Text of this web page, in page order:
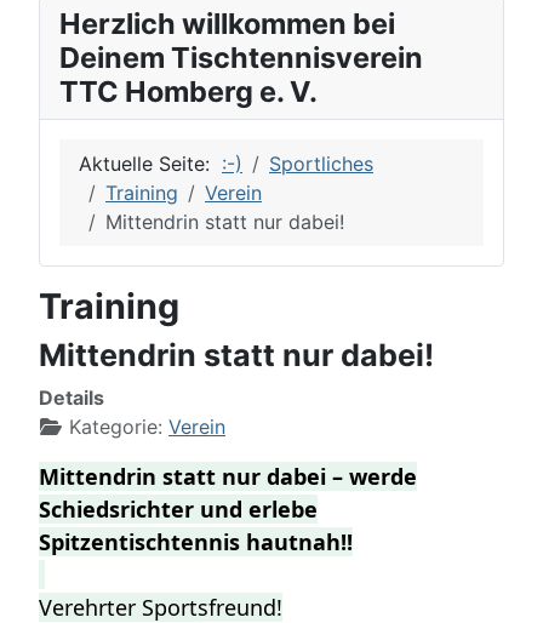
Herzlich willkommen bei
Deinem Tischtennisverein
TTC Homberg e. V.
Aktuelle Seite: :-)
Sportliches
Training
Verein
Mittendrin statt nur dabei!
Training
Mittendrin statt nur dabei!
Details
Kategorie: Verein
Mittendrin statt nur dabei – werde
Schiedsrichter und erlebe
Spitzentischtennis hautnah!!
Verehrter Sportsfreund!